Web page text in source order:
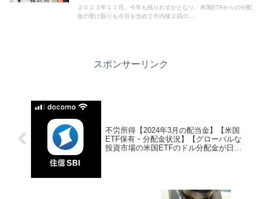
配金状況 hdv spyd vym vti vt vig agg vwob
２０２３年１１月。今年も残りわずかとなり、米国ETFからの分配
金の受け取りも今月を含めて年内後２回の...
スポンサーリンク
不労所得【2024年3月の配当金】【米国
ETF保有・分配金状況】【グローバルな
投資市場の米国ETFのドル分配金が日本